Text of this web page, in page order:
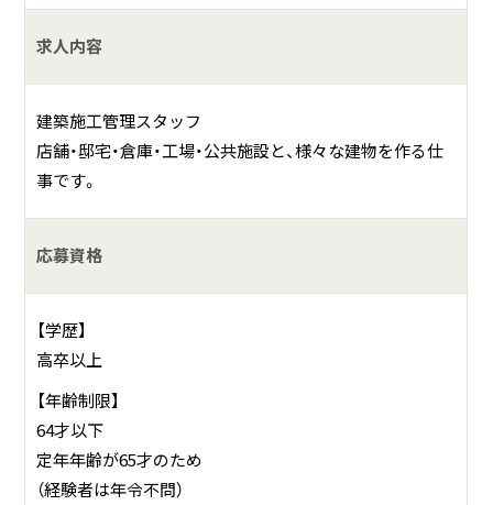
３．とび・土工の設計施工
４．建築工事の設計施工
７．太陽光発電システム、オール電化システム等の販売及び
設計・施工
８．発電事業及びその管理・運営並びに電気の売買等に関す
る事業
９．その他前事項目に附帯する一切の業務
求人内容
建築施工管理スタッフ
店舗・邸宅・倉庫・工場・公共施設と、様々な建物を作る仕
事です。
応募資格
【学歴】
高卒以上
【年齢制限】
64才以下
定年年齢が65才のため
（経験者は年令不問）